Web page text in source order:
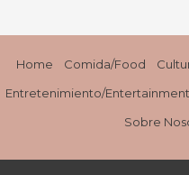
Home Comida/Food
Entretenimiento/Entertainment
Sobre